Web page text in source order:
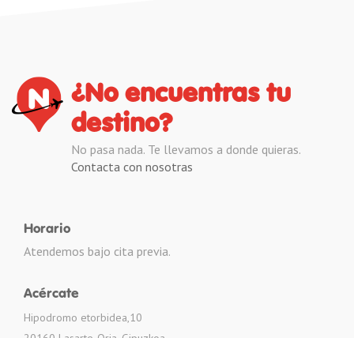
¿No encuentras tu
destino?
No pasa nada. Te llevamos a donde quieras.
Contacta con nosotras
Horario
Atendemos bajo cita previa.
Acércate
Hipodromo etorbidea,10